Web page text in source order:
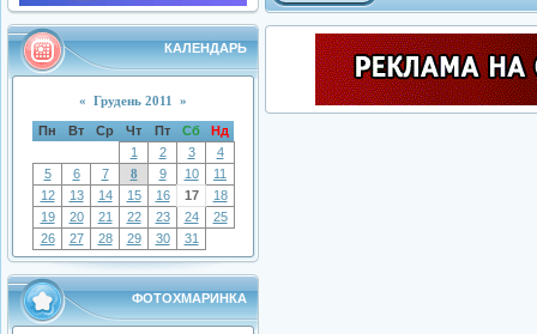
КАЛЕНДАРЬ
« Грудень 2011 »
Пн Вт Ср Чт Пт Сб
Нд
1
2 3
4
5
6 7 8 9 10
11
12
13 14 15 16 17
18
19
20 21 22 23 24
25
26
27 28 29 30 31
ФОТОХМАРИНКА